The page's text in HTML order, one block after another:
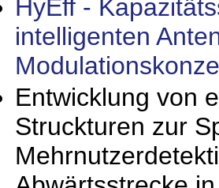
HyEff -
intelligenten
Entwicklung von
Struckturen zur